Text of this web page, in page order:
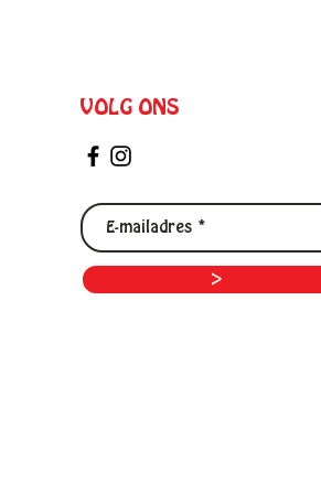
VOLG ONS
>